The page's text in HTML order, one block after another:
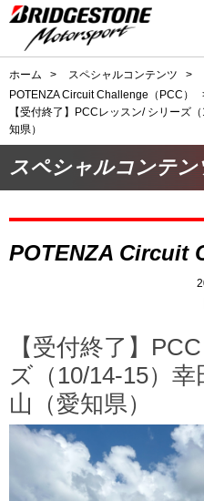
ホーム > スペシャルコンテンツ
>
POTENZA Circuit Challenge（PCC）
【受付終了】PCCレッスン/ シリーズ
知県）
スペシャルコンテン
POTENZA Circuit
【受付終了】
ズ（10/14-15）
山（愛知県）